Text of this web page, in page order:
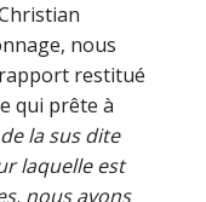
nous
restitué
qui prête à
la sus dite
laquelle est
nous avons